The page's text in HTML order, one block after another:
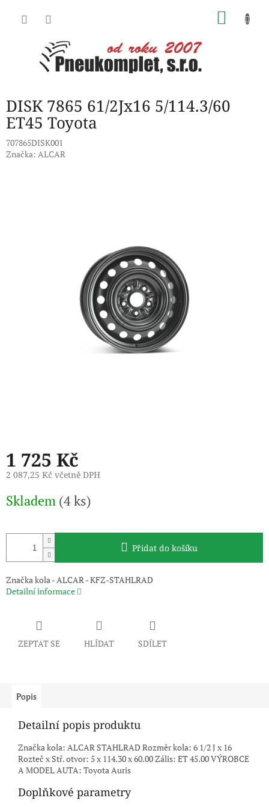
DISK 7865 61/2Jx16 5/114.3/60
ET45 Toyota
707865DISK001
Značka: ALCAR
1 725 Kč
2 087,25 Kč včetně DPH
cena:
Skladem (4 ks)
Přidat do košíku
Značka kola - ALCAR - KFZ-STAHLRAD
Detailní informace
ZEPTAT SE HLÍDAT SDÍLET
Popis
Detailní popis produktu
Značka kola: ALCAR STAHLRAD Rozměr kola: 6 1/2 J x 16
Rozteč x Stř. otvor: 5 x 114.30 x 60.00 Zális: ET 45.00 VÝROBCE
A MODEL AUTA: Toyota Auris
Doplňkové parametry